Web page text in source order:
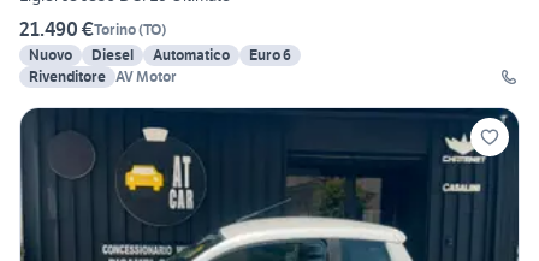
21.490 €Torino(TO)
Nuovo
Diesel Automatico
Euro 6
Rivenditore AV Motor